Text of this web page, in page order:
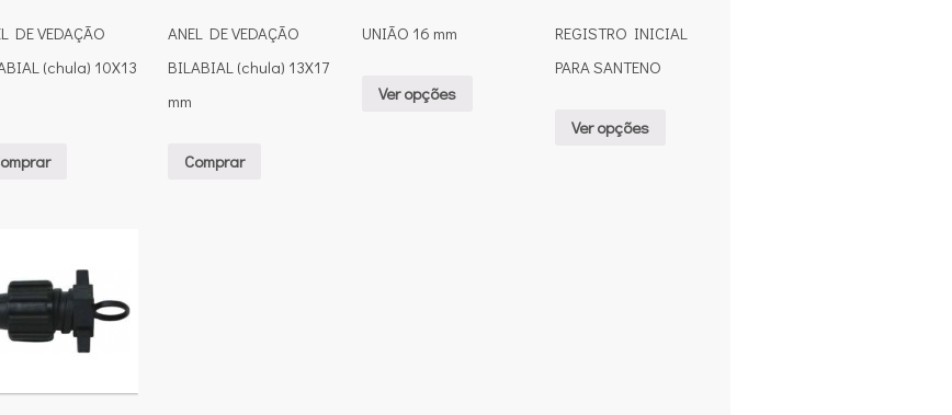
DE VEDAÇÃO
(chula) 10X13
ANEL DE VEDAÇÃO
BILABIAL (chula) 13X17
mm
Comprar
UNIÃO 16 mm
Ver opções
REGISTRO INICIAL
PARA SANTENO
Ver opções